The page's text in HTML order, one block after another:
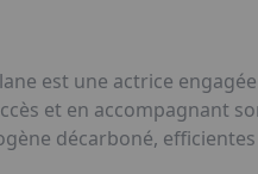
est une actrice
et en accompagnant
décarboné,